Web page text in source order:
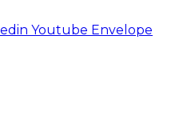
Youtube Envelope